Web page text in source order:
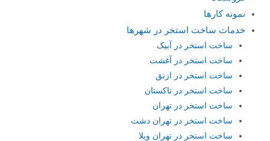
نمونه کارها
خدمات ساخت استخر در شهرها
ساخت استخر در آبیک
ساخت استخر در آغشت
ساخت استخر در ازنق
ساخت استخر در تاکستان
ساخت استخر در تهران
ساخت استخر در تهران دشت
ساخت استخر در تهران ویلا